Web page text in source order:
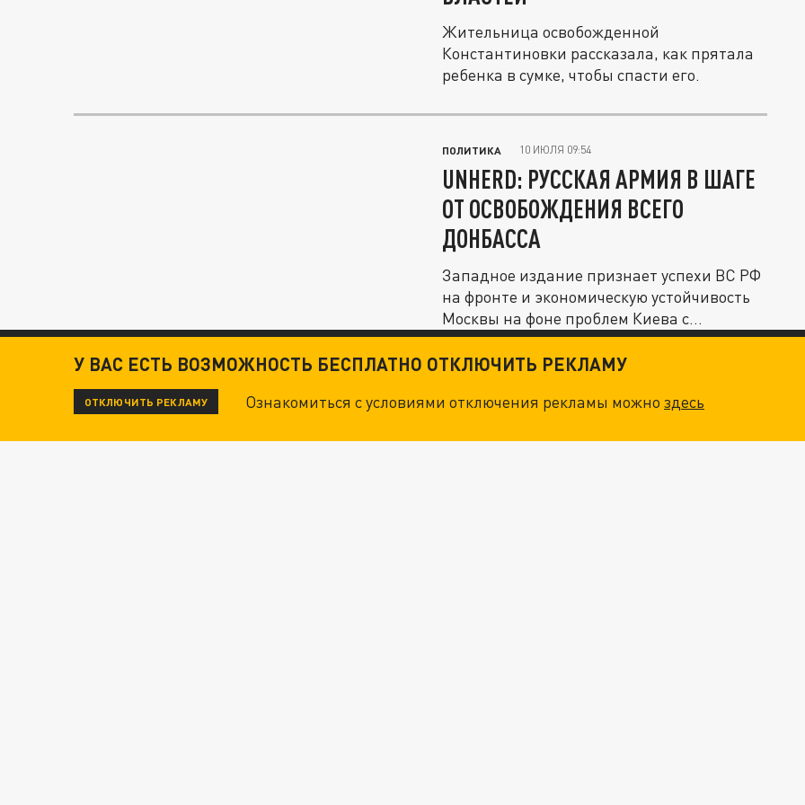
Жительница освобожденной
Константиновки рассказала, как прятала
ребенка в сумке, чтобы спасти его.
ПОЛИТИКА 10 ИЮЛЯ 09:54
UNHERD: РУССКАЯ АРМИЯ В ШАГЕ
ОТ ОСВОБОЖДЕНИЯ ВСЕГО
ДОНБАССА
Западное издание признает успехи ВС РФ
на фронте и экономическую устойчивость
Москвы на фоне проблем Киева с...
У ВАС ЕСТЬ ВОЗМОЖНОСТЬ БЕСПЛАТНО ОТКЛЮЧИТЬ РЕКЛАМУ
ОТКЛЮЧИТЬ РЕКЛАМУ Ознакомиться с условиями отключения рекламы можноздесь